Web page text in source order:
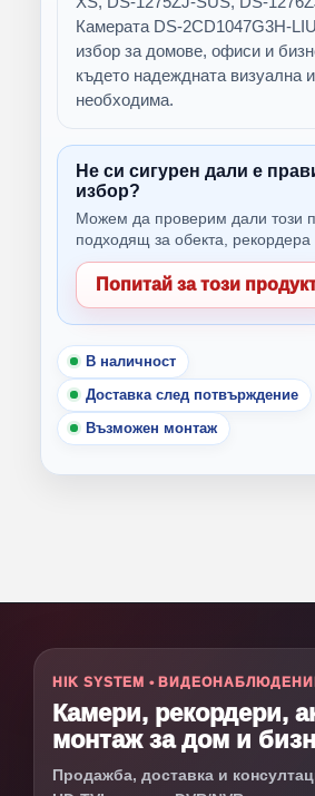
Камерата DS-2CD1047G3H-
избор за домове, офиси и
където надеждната визуална
необходима.
Не си сигурен дали е
избор?
Можем да проверим дали този
подходящ за обекта, рекордера
Попитай за този
В наличност
Доставка след потвърждение
Възможен монтаж
HIK SYSTEM •
Камери, рекордери,
монтаж за дом и
Продажба, доставка и